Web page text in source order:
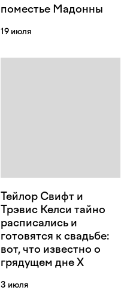
поместье Мадонны
19 июля
Тейлор Свифт и
Трэвис Келси тайно
расписались и
готовятся к свадьбе:
вот, что известно о
грядущем дне Х
3 июля